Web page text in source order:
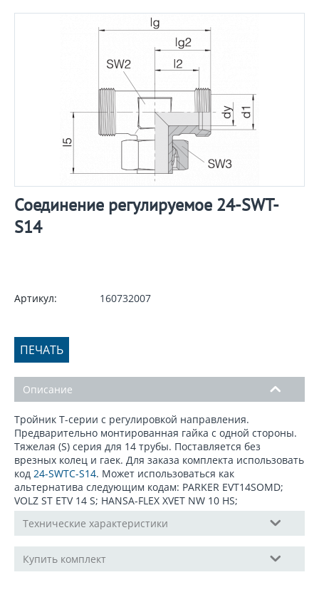
Соединение регулируемое 24-SWT-
S14
Артикул: 160732007
ПЕЧАТЬ
Описание
Тройник Т-серии с регулировкой направления.
Предварительно монтированная гайка с одной стороны.
Тяжелая (S) серия для 14 трубы. Поставляется без
врезных колец и гаек. Для заказа комплекта использовать
код 24-SWTC-S14. Может использоваться как
альтернатива следующим кодам: PARKER EVT14SOMD;
VOLZ ST ETV 14 S; HANSA-FLEX XVET NW 10 HS;
Технические характеристики
Купить комплект